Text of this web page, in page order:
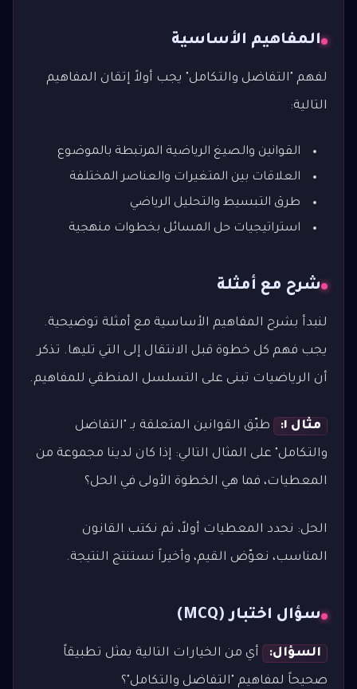
المفاهيم الأساسية
لفهم "التفاضل والتكامل" يجب أولاً إتقان المفاهيم
التالية:
القوانين والصيغ الرياضية المرتبطة بالموضوع
العلاقات بين المتغيرات والعناصر المختلفة
طرق التبسيط والتحليل الرياضي
استراتيجيات حل المسائل بخطوات منهجية
شرح مع أمثلة
لنبدأ بشرح المفاهيم الأساسية مع أمثلة توضيحية.
يجب فهم كل خطوة قبل الانتقال إلى التي تليها. تذكر
أن الرياضيات تبنى على التسلسل المنطقي للمفاهيم.
مثال ١: طبّق القوانين المتعلقة بـ "التفاضل
والتكامل" على المثال التالي: إذا كان لدينا مجموعة من
المعطيات، فما هي الخطوة الأولى في الحل؟
الحل: نحدد المعطيات أولاً، ثم نكتب القانون
المناسب، نعوّض القيم، وأخيراً نستنتج النتيجة.
سؤال اختبار (MCQ)
السؤال: أي من الخيارات التالية يمثل تطبيقاً
صحيحاً لمفاهيم "التفاضل والتكامل"؟